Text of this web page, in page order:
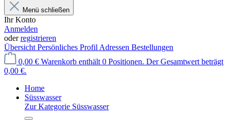
Menü schließen
Ihr Konto
Anmelden
oderregistrieren
Übersicht Persönliches Profil Adressen Bestellungen
0,00 € Warenkorb enthält 0 Positionen. Der Gesamtwert beträgt
0,00 €.
Home
Süsswasser
Zur Kategorie Süsswasser